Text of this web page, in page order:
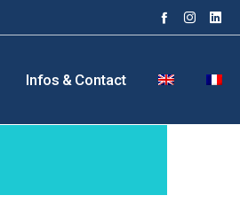
Infos & Contact